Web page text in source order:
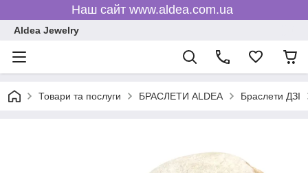
Наш сайт www.aldea.com.ua
Aldea Jewelry
Товари та послуги БРАСЛЕТИ ALDEA Браслети ДЗІ